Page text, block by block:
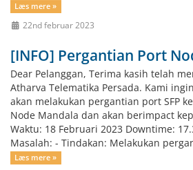
Læs mere »
22nd februar 2023
[INFO] Pergantian Port
Dear Pelanggan, Terima kasih telah
Atharva Telematika Persada. Kami
akan melakukan pergantian port SFP
Node Mandala dan akan berimpact
Waktu: 18 Februari 2023 Downtime:
Masalah: - Tindakan: Melakukan
Læs mere »